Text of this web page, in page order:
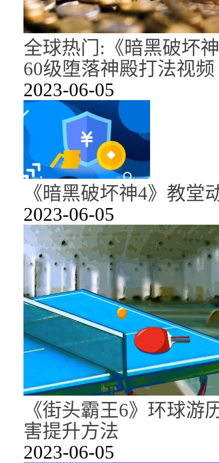
全球热门:《暗黑破坏
60级堕落神殿打法视频
2023-06-05
《暗黑破坏神4》教堂
2023-06-05
《街头霸王6》环球游
害提升方法
2023-06-05